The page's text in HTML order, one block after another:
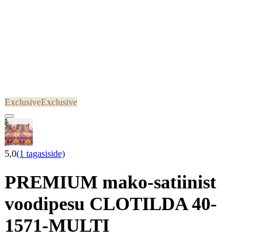
ExclusiveExclusive
5,0(1 tagasiside)
PREMIUM mako-satiinist
voodipesu CLOTILDA 40-
1571-MULTI